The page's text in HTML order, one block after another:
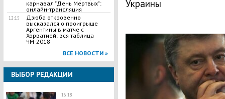
карнавал "День Мертвых":
онлайн-трансляция
12:15
Дзюба откровенно
высказался о проигрыше
Аргентины в матче с
Хорватией: вся таблица
ЧМ-2018
ВСЕ НОВОСТИ »
ВЫБОР РЕДАКЦИИ
16:18
Украины